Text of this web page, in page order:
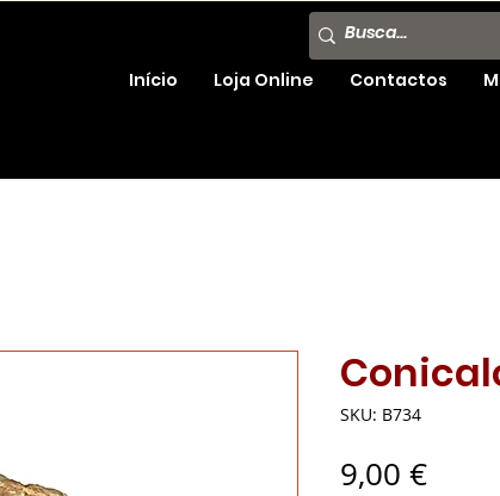
Início Loja Online Contactos
SKU: B734
9,00 €Preço